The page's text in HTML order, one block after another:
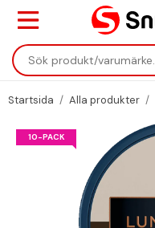
Startsida / Alla produkter /
10-PACK